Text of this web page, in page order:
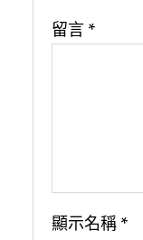
留言 *
顯示名稱 *